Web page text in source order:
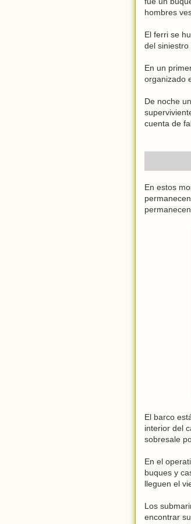
hombres
El ferri se
del siniestro
En un
organizado
De noche
cuenta de
En estos
El barco
interior del
sobresale
En el
buques y
lleguen el
Los
encontrar